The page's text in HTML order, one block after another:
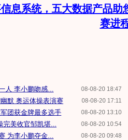
息系统，五大数据产品助
赛进
08-08-20 18:47
人 李小鹏吻感...
08-08-20 17:11
默 奥运体操表演赛
08-08-20 13:10
团获金牌最多选手
08-08-20 10:54
美收官邹凯堪...
08-08-20 09:48
为李小鹏夺金...